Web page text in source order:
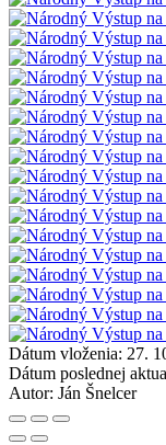
Dátum vloženia: 27.
Dátum poslednej
Autor: Ján Šnelcer